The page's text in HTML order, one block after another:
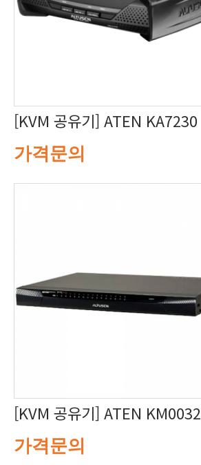
[KVM 공유기] ATEN KA7230
가격문의
[KVM 공유기] ATEN KM0032
가격문의